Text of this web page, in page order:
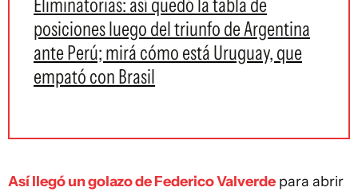
Eliminatorias: así quedó la tabla de
posiciones luego del triunfo de Argentina
ante Perú; mirá cómo está Uruguay, que
empató con Brasil
Así llegó un golazo de Federico Valverde para abrir